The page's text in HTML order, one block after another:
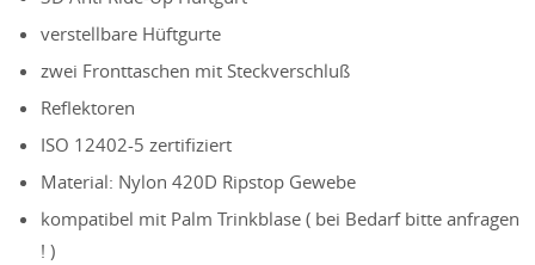
verstellbare Hüftgurte
zwei Fronttaschen mit Steckverschluß
Reflektoren
ISO 12402-5 zertifiziert
Material: Nylon 420D Ripstop Gewebe
kompatibel mit Palm Trinkblase ( bei Bedarf bitte anfragen
! )